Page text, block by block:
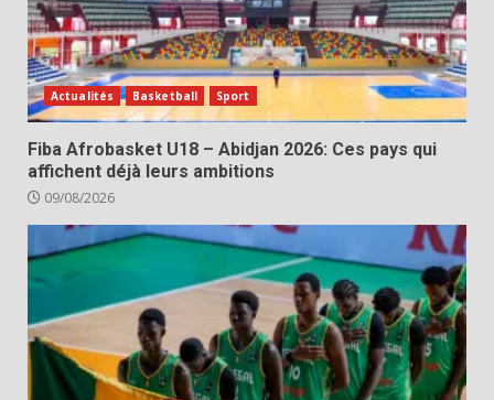
Actualités Basketball Sport
Fiba Afrobasket U18 – Abidjan 2026: Ces pays qui
affichent déjà leurs ambitions
09/08/2026